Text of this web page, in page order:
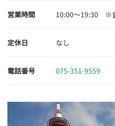
営業時間 10:00～19:30 ※査
定休日 なし
電話番号 075-351-9559